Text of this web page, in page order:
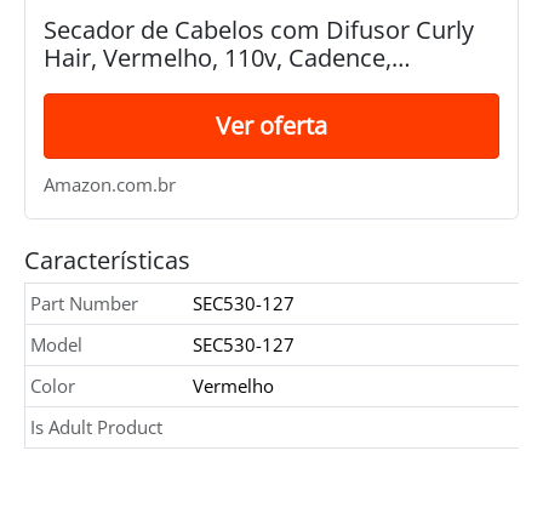
Secador de Cabelos com Difusor Curly
Hair, Vermelho, 110v, Cadence,
Cadence, SEC530-127, Vermelho
Ver oferta
Amazon.com.br
Características
Part Number
SEC530-127
Model
SEC530-127
Color
Vermelho
Is Adult Product